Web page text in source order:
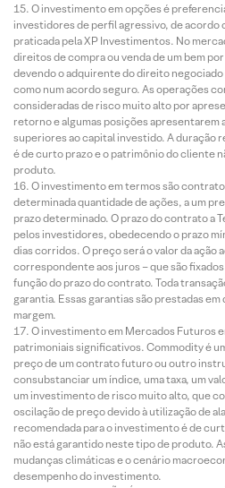
O investimento em opções é
investidores de perfil agressivo, de acordo
praticada pela XP Investimentos. No
direitos de compra ou venda de um bem
devendo o adquirente do direito
como num acordo seguro. As operações
consideradas de risco muito alto por
retorno e algumas posições apresentarem
superiores ao capital investido. A duração
é de curto prazo e o patrimônio do cliente
produto.
O investimento em termos são
determinada quantidade de ações, a um
prazo determinado. O prazo do contrato a
pelos investidores, obedecendo o prazo
dias corridos. O preço será o valor da ação
correspondente aos juros – que são
função do prazo do contrato. Toda
garantia. Essas garantias são prestadas
margem.
O investimento em Mercados Futuros
patrimoniais significativos. Commodity é
preço de um contrato futuro ou outro
consubstanciar um índice, uma taxa, um
um investimento de risco muito alto, que
oscilação de preço devido à utilização de
recomendada para o investimento é de
não está garantido neste tipo de produto.
mudanças climáticas e o cenário
desempenho do investimento.